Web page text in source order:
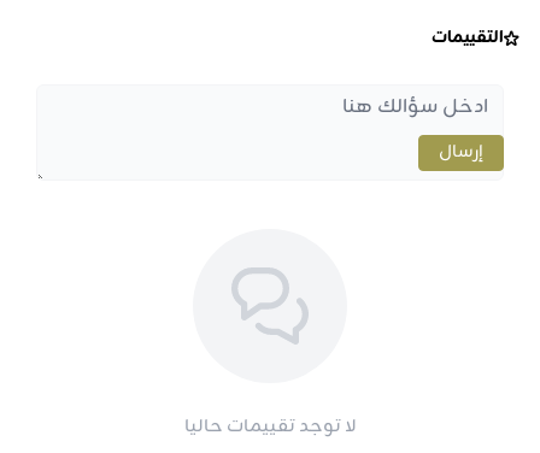
التقييمات
إرسال
لا توجد تقييمات حاليا